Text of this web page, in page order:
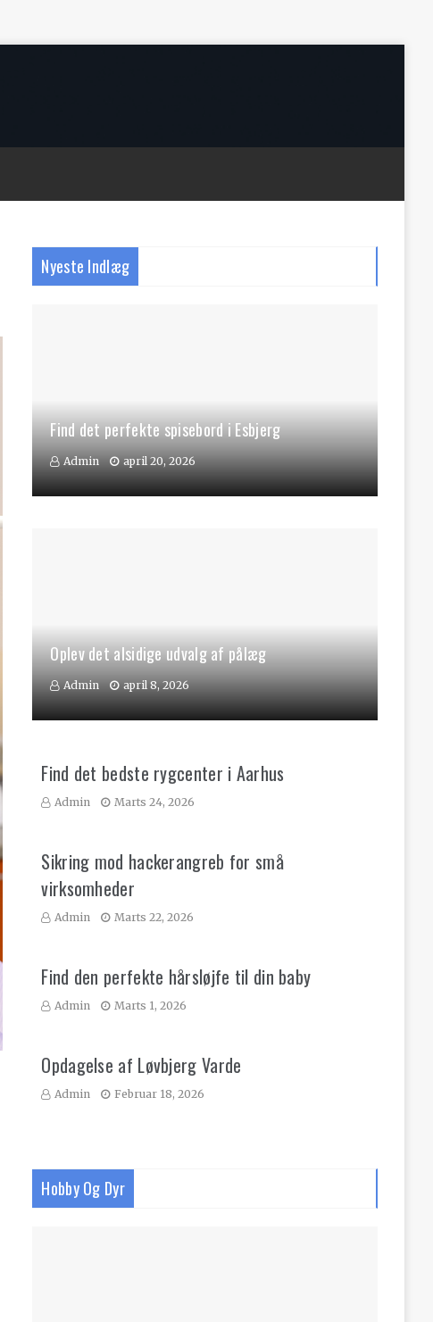
Nyeste Indlæg
Find det perfekte spisebord i Esbjerg
Admin april 20, 2026
Oplev det alsidige udvalg af pålæg
Admin april 8, 2026
Find det bedste rygcenter i Aarhus
Admin Marts 24, 2026
Sikring mod hackerangreb for små
virksomheder
Admin Marts 22, 2026
Find den perfekte hårsløjfe til din baby
Admin Marts 1, 2026
Opdagelse af Løvbjerg Varde
Admin Februar 18, 2026
Hobby Og Dyr